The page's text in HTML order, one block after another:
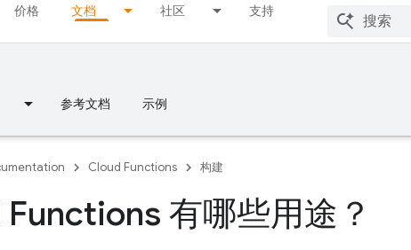
价格 文档 社区 支持
参考文档 示例
Cloud Functions 构建
有哪些用途？